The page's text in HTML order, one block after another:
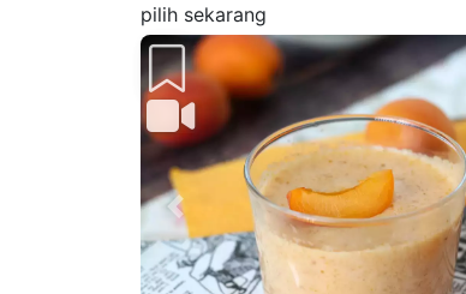
pilih sekarang
Sebelumnya